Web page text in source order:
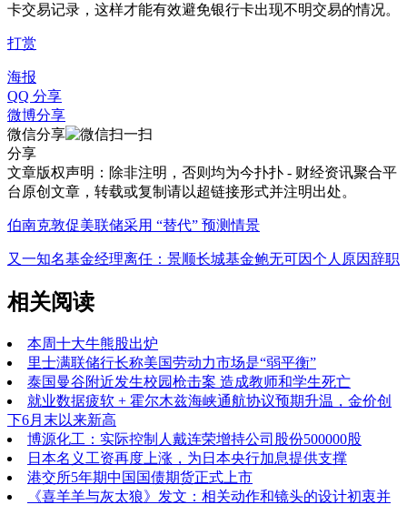
卡交易记录，这样才能有效避免银行卡出现不明交易的情况。
打赏
海报
QQ 分享
微博分享
微信分享
分享
文章版权声明：除非注明，否则均为今扑扑 - 财经资讯聚合平
台 原创文章，转载或复制请以超链接形式并注明出处。
伯南克敦促美联储采用 “替代” 预测情景
又一知名基金经理离任：景顺长城基金鲍无可因个人原因辞职
相关阅读
本周十大牛熊股出炉
里士满联储行长称美国劳动力市场是“弱平衡”
泰国曼谷附近发生校园枪击案 造成教师和学生死亡
就业数据疲软 + 霍尔木兹海峡通航协议预期升温，金价创
下6月末以来新高
博源化工：实际控制人戴连荣增持公司股份500000股
日本名义工资再度上涨，为日本央行加息提供支撑
港交所5年期中国国债期货正式上市
《喜羊羊与灰太狼》发文：相关动作和镜头的设计初衷并